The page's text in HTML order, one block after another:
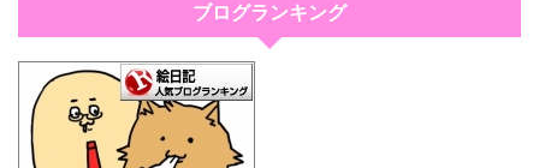
ブログランキング